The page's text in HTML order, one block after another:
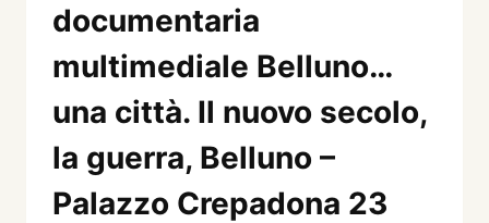
documentaria
multimediale Belluno…
una città. Il nuovo secolo,
la guerra, Belluno –
Palazzo Crepadona 23